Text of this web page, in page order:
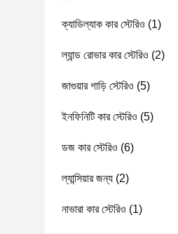
ক্যাডিল্যাক কার স্টেরিও (1)
ল্যান্ড রোভার কার স্টেরিও (2)
জাগুয়ার গাড়ি স্টেরিও (5)
ইনফিনিটি কার স্টেরিও (5)
ডজ কার স্টেরিও (6)
ল্যান্সিয়ার জন্য (2)
নাভারা কার স্টেরিও (1)